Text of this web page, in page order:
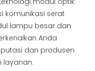
komunikasi serat
lampu besar dan
Anda
dan produsen
layanan.